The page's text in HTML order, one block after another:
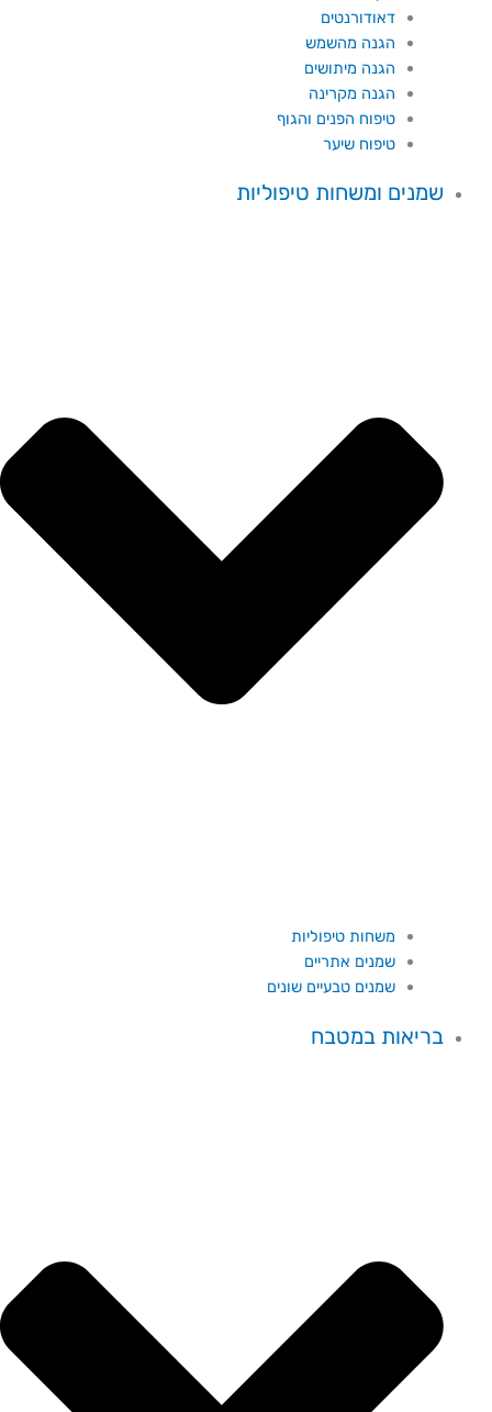
דאודורנטים
הגנה מהשמש
הגנה מיתושים
הגנה מקרינה
טיפוח הפנים והגוף
טיפוח שיער
שמנים ומשחות טיפוליות
משחות טיפוליות
שמנים אתריים
שמנים טבעיים שונים
בריאות במטבח